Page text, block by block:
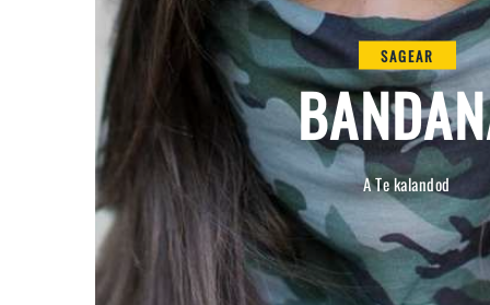
SAGEAR
A Te kalandod